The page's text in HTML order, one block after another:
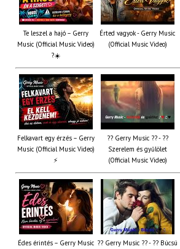
Te leszel a hajó – Gerry
Music (Official Music Video)
?☀️
Érted vagyok - Gerry Music
(Official Music Video)
Felkavart egy érzés – Gerry
Music (Official Music Video)
⚡
?? Gerry Music ?? - ??
Szerelem és gyűlölet
(Official Music Video)
Édes érintés – Gerry Music ?? Gerry Music ?? - ?? Búcsú